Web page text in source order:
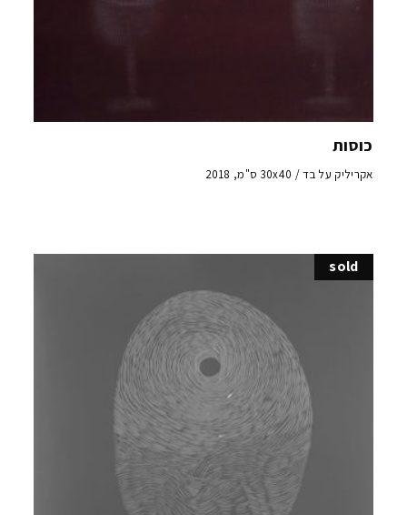
כוסות
אקריליק על בד / 30x40 ס"מ, 2018
sold